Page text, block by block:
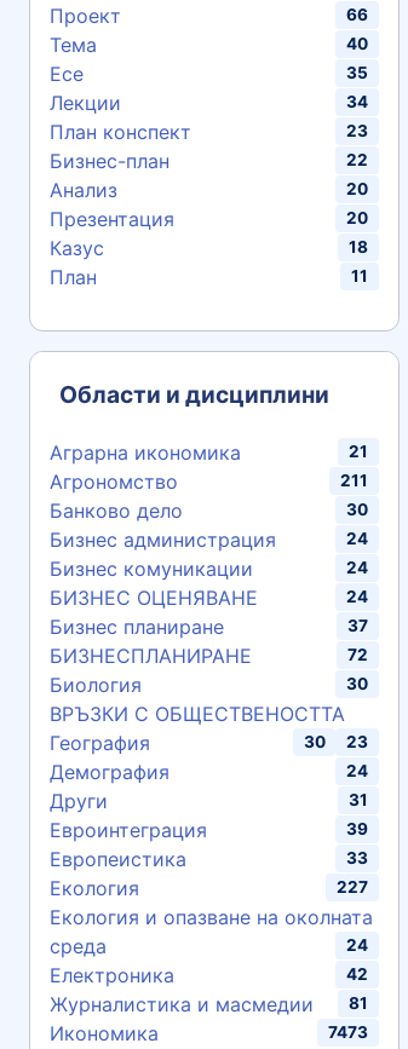
Проект 66
Тема 40
Есе 35
Лекции 34
План конспект 23
Бизнес-план 22
Анализ 20
Презентация 20
Казус 18
План 11
Области и дисциплини
Аграрна икономика 21
Агрономство 211
Банково дело 30
Бизнес администрация 24
Бизнес комуникации 24
БИЗНЕС ОЦЕНЯВАНЕ 24
Бизнес планиране 37
БИЗНЕСПЛАНИРАНЕ 72
Биология 30
ВРЪЗКИ С ОБЩЕСТВЕНОСТТА
23
География 30
Демография 24
Други 31
Евроинтеграция 39
Европеистика 33
Екология 227
Екология и опазване на околната
среда
24
Електроника 42
Журналистика и масмедии 81
Икономика 7473